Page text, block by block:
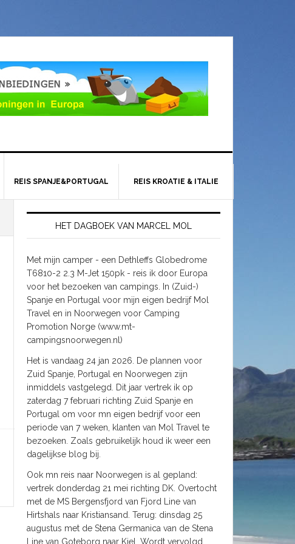
REIS SPANJE&PORTUGAL REIS KROATIE & ITALIE
HET DAGBOEK VAN MARCEL MOL
Met mijn camper - een Dethleffs Globedrome
T6810-2 2.3 M-Jet 150pk - reis ik door Europa
voor het bezoeken van campings. In (Zuid-)
Spanje en Portugal voor mijn eigen bedrijf Mol
Travel en in Noorwegen voor Camping
Promotion Norge (www.mt-
campingsnoorwegen.nl)
Het is vandaag 24 jan 2026. De plannen voor
Zuid Spanje, Portugal en Noorwegen zijn
inmiddels vastgelegd. Dit jaar vertrek ik op
zaterdag 7 februari richting Zuid Spanje en
Portugal om voor mn eigen bedrijf voor een
periode van 7 weken, klanten van Mol Travel te
bezoeken. Zoals gebruikelijk houd ik weer een
dagelijkse blog bij.
Ook mn reis naar Noorwegen is al gepland:
vertrek donderdag 21 mei richting DK. Overtocht
met de MS Bergensfjord van Fjord Line van
Hirtshals naar Kristiansand. Terug: dinsdag 25
augustus met de Stena Germanica van de Stena
Line van Goteborg naar Kiel. Wordt vervolgd.